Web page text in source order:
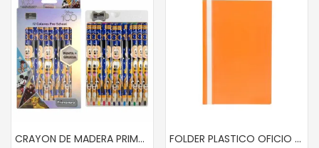
CRAYON DE MADERA PRIMAVERA 12 COL JUMBO DISNEY NIÑO (96)
FOLDER PLASTICO OFICIO NARANJA